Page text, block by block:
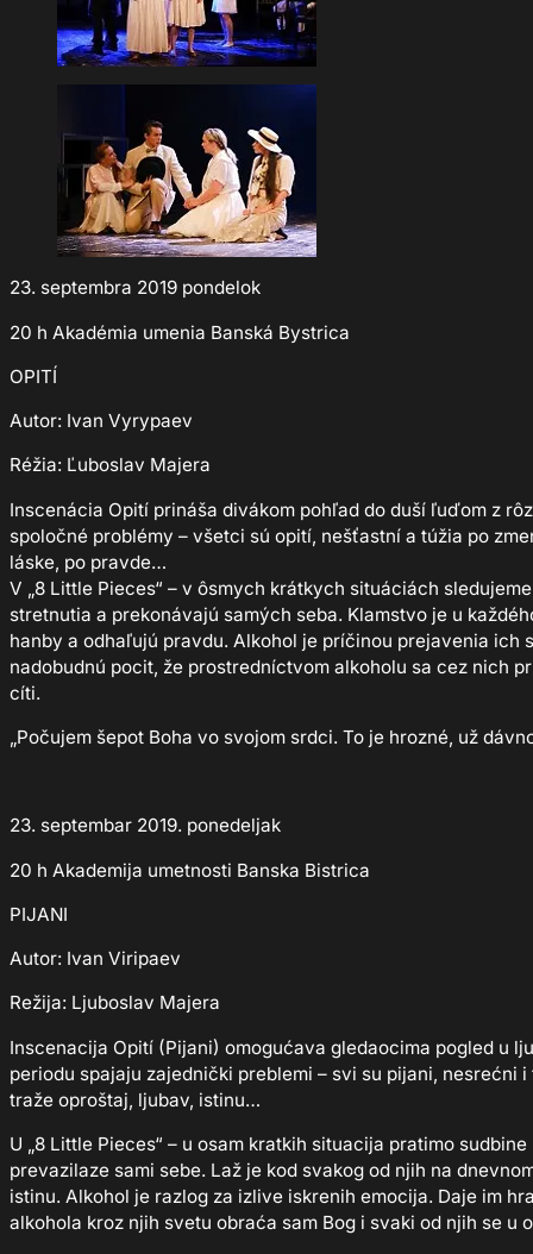
23. septembra 2019 pondelok
20 h Akadémia umenia Banská Bystrica
OPITÍ
Autor: Ivan Vyrypaev
Réžia: Ľuboslav Majera
Inscenácia Opití prináša divákom pohľad do duší ľuďom z
spoločné problémy – všetci sú opití, nešťastní a túžia po
láske, po pravde…
V „8 Little Pieces“ – v ôsmych krátkych situáciách
stretnutia a prekonávajú samých seba. Klamstvo je u
hanby a odhaľujú pravdu. Alkohol je príčinou prejavenia
nadobudnú pocit, že prostredníctvom alkoholu sa cez nich
cíti.
„Počujem šepot Boha vo svojom srdci. To je hrozné, už
23. septembar 2019. ponedeljak
20 h Akademija umetnosti Banska Bistrica
PIJANI
Autor: Ivan Viripaev
Režija: Ljuboslav Majera
Inscenacija Opití (Pijani) omogućava gledaocima pogled u
periodu spajaju zajednički preblemi – svi su pijani, nesrećni
traže oproštaj, ljubav, istinu…
U „8 Little Pieces“ – u osam kratkih situacija pratimo
prevazilaze sami sebe. Laž je kod svakog od njih na
istinu. Alkohol je razlog za izlive iskrenih emocija. Daje im
alkohola kroz njih svetu obraća sam Bog i svaki od njih se u